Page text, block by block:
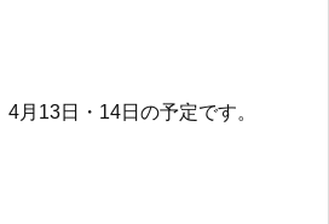
4月13日・14日の予定です。